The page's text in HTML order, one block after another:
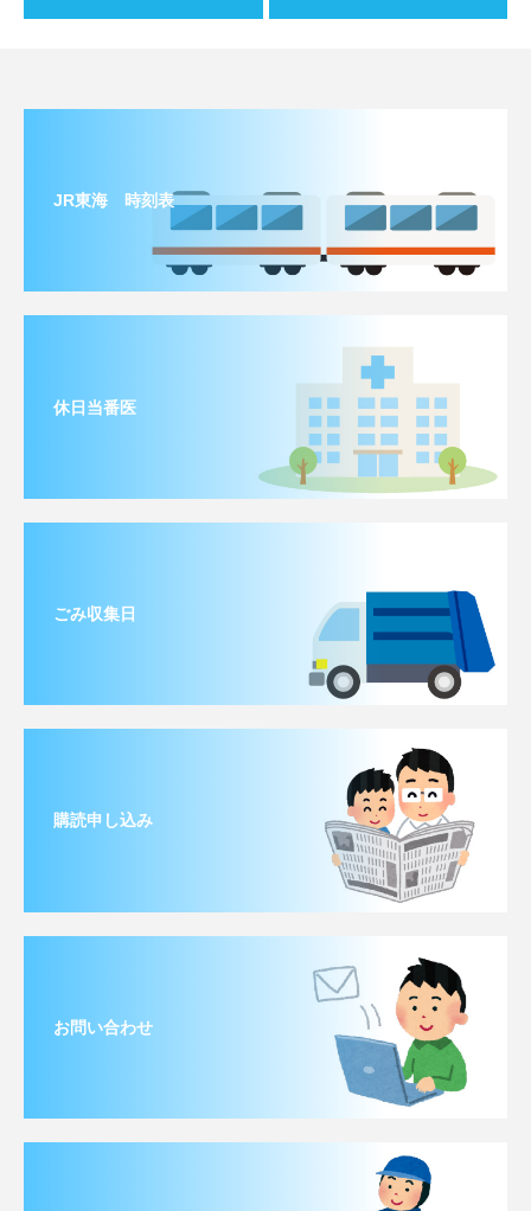
JR東海 時刻表
休日当番医
ごみ収集日
購読申し込み
お問い合わせ